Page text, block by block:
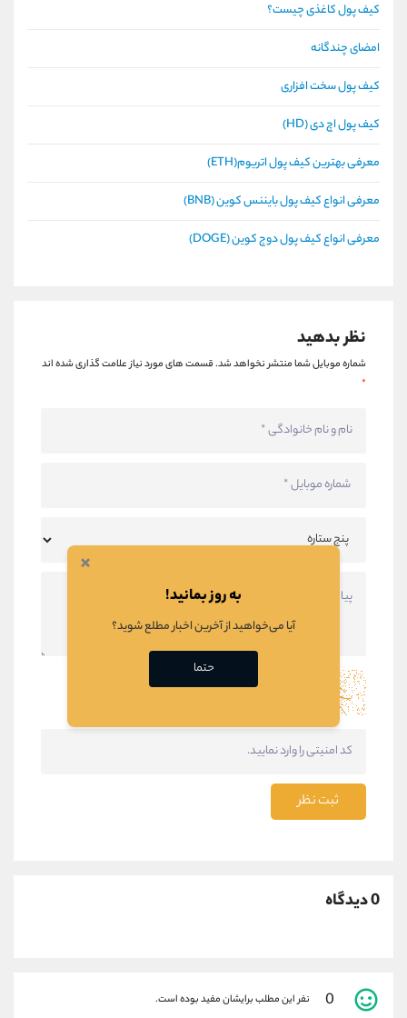
کیف پول کاغذی چیست؟
امضای چندگانه
کیف پول سخت افزاری
کیف پول اچ دی (HD)
معرفی بهترین کیف پول اتریوم(ETH)
معرفی انواع کیف پول بایننس کوین (BNB)
معرفی انواع کیف پول دوج کوین (DOGE)
نظر بدهید
شماره موبایل شما منتشر نخواهد شد.قسمت های مورد نیاز علامت گذاری شده اند
*
ثبت نظر
0 دیدگاه
0 نفر این مطلب برایشان مفید بوده است.
×
به روز بمانید!
آیا می‌خواهید از آخرین اخبار مطلع شوید؟
حتما